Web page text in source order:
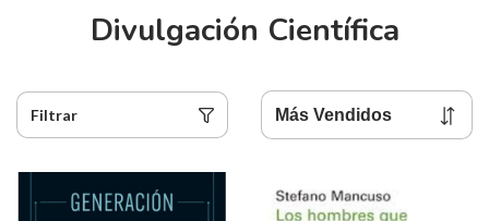
Divulgación Científica
Filtrar